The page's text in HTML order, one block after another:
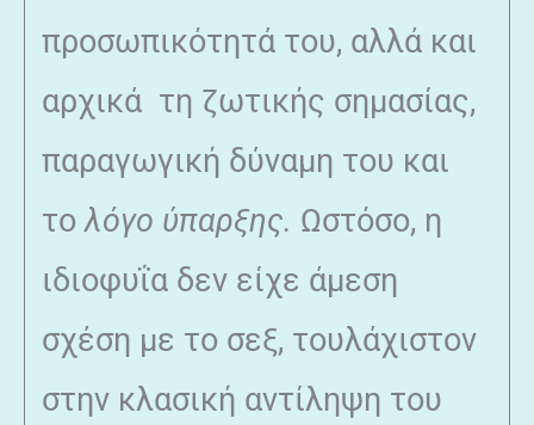
προσωπικότητά του, αλλά και
αρχικά τη ζωτικής σημασίας,
παραγωγική δύναμη του και
τολόγο ύπαρξης. Ωστόσο, η
ιδιοφυΐα δεν είχε άμεση
σχέση με το σεξ, τουλάχιστον
στην κλασική αντίληψη του